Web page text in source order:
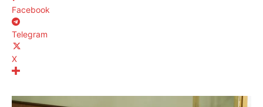
Facebook
Telegram
X